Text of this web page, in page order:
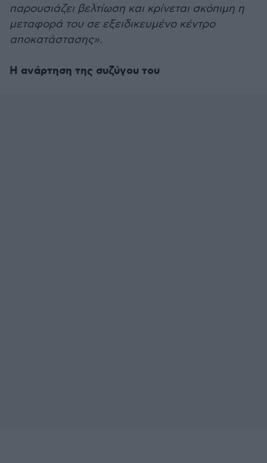
παρουσιάζει βελτίωση και κρίνεται σκόπιμη η
μεταφορά του σε εξειδικευμένο κέντρο
αποκατάστασης».
Η ανάρτηση της συζύγου του